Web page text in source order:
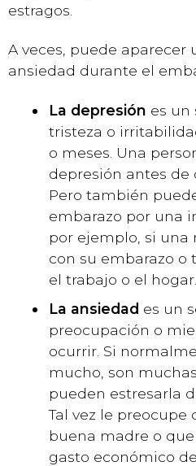
estragos.
A veces, puede aparecer
ansiedad durante el
La depresión es un
tristeza o
o meses. Una
depresión antes de
Pero también
embarazo por una
por ejemplo, si una
con su embarazo o
el trabajo o el hogar.
La ansiedad es un
preocupación o
ocurrir. Si
mucho, son
pueden estresarla
Tal vez le preocupe
buena madre o
gasto económico